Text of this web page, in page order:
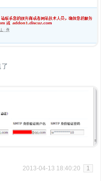
2013-04-13 18:40:20 1